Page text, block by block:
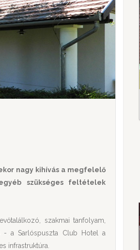
nagy kihívás a megfelelő
szükséges feltételek
szakmai tanfolyam,
- a Sarlóspuszta Club Hotel a
infrastruktúra.